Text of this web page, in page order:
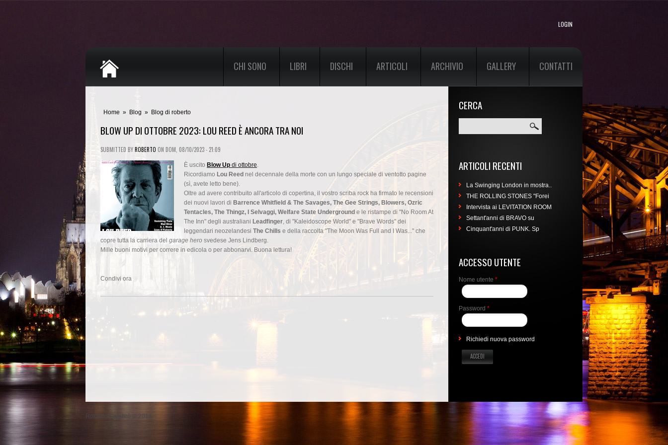
LOGIN
CHI SONO LIBRI DISCHI ARTICOLI ARCHIVIO GALLERY CONTATTI
Home » Blog » Blog di roberto
BLOW UP DI OTTOBRE 2023: LOU REED È ANCORA TRA NOI
SUBMITTED BYROBERTO ON DOM, 08/10/2023 - 21:09
È uscito Blow Up di ottobre.
Ricordiamo Lou Reed nel decennale della morte con un lungo speciale di ventotto pagine
(sì, avete letto bene).
Oltre ad avere contribuito all'articolo di copertina, il vostro scriba rock ha firmato le recensioni
dei nuovi lavori di Barrence Whitfield & The Savages, The Gee Strings, Blowers, Ozric
Tentacles, The Thingz, I Selvaggi, Welfare State Underground e le ristampe di "No Room At
The Inn" degli australiani Leadfinger, di "Kaleidoscope World" e "Brave Words" dei
leggendari neozelandesi The Chills e della raccolta "The Moon Was Full and I Was..." che
copre tutta la carriera del garage hero svedese Jens Lindberg.
Mille buoni motivi per correre in edicola o per abbonarvi. Buona lettura!
Condivi ora
CERCA
ARTICOLI RECENTI
La Swinging London in mostra..
THE ROLLING STONES "Forei
Intervista ai LEVITATION ROOM
Settant'anni di BRAVO su
Cinquant'anni di PUNK. Sp
ACCESSO UTENTE
Nome utente *
Password *
Richiedi nuova password
Roberto Calabrò © 2014